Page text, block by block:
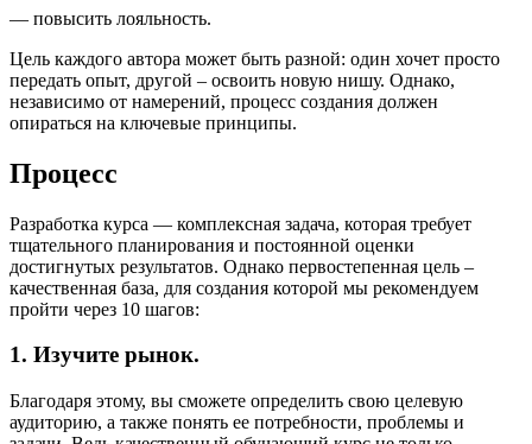
— повысить лояльность.
Цель каждого автора может быть разной: один хочет просто
передать опыт, другой – освоить новую нишу. Однако,
независимо от намерений, процесс создания должен
опираться на ключевые принципы.
Процесс
Разработка курса — комплексная задача, которая требует
тщательного планирования и постоянной оценки
достигнутых результатов. Однако первостепенная цель –
качественная база, для создания которой мы рекомендуем
пройти через 10 шагов:
1. Изучите рынок.
Благодаря этому, вы сможете определить свою целевую
аудиторию, а также понять ее потребности, проблемы и